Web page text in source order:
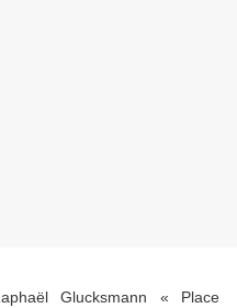
Glucksmann « Place